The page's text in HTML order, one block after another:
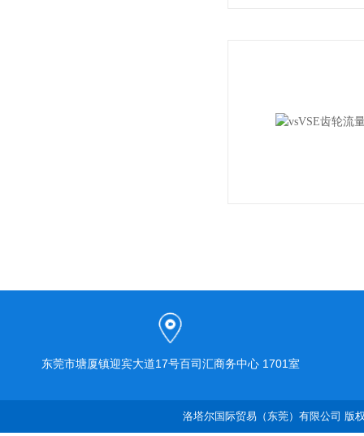
东莞市塘厦镇迎宾大道17号百司汇商务中心 1701室
洛塔尔国际贸易（东莞）有限公司 版